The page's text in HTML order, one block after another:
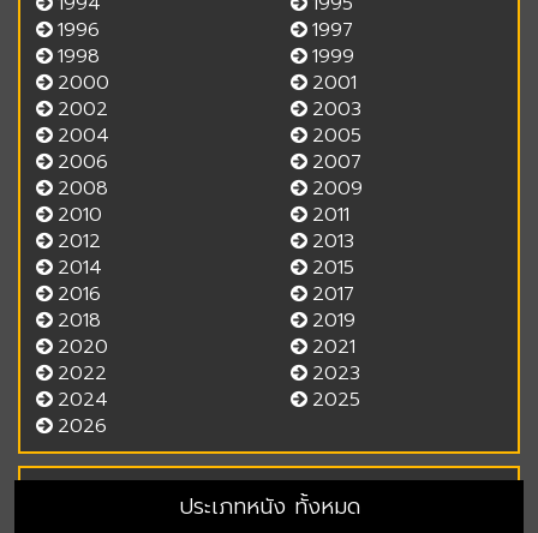
1996
1997
1998
1999
2000
2001
2002
2003
2004
2005
2006
2007
2008
2009
2010
2011
2012
2013
2014
2015
2016
2017
2018
2019
2020
2021
2022
2023
2024
2025
2026
ประเภทหนัง ทั้งหมด